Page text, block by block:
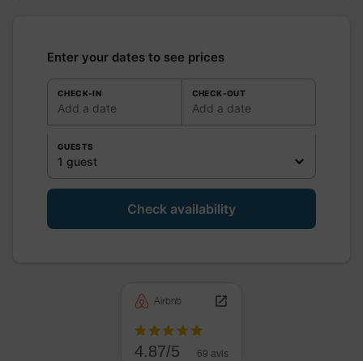
Enter your dates to see prices
CHECK-IN
Add a date
CHECK-OUT
Add a date
GUESTS
1 guest
Check availability
Airbnb
4.87/5 69 avis